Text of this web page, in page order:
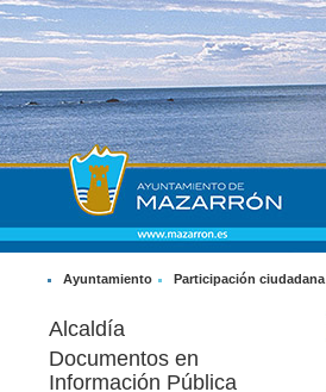
Ayuntamiento Participación ciudadana
Alcaldía
Documentos en
Información Pública